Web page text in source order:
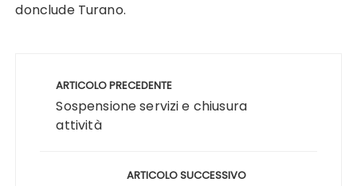
donclude Turano.
articoliARTICOLO PRECEDENTE
Sospensione servizi e chiusura
attività
ARTICOLO SUCCESSIVO